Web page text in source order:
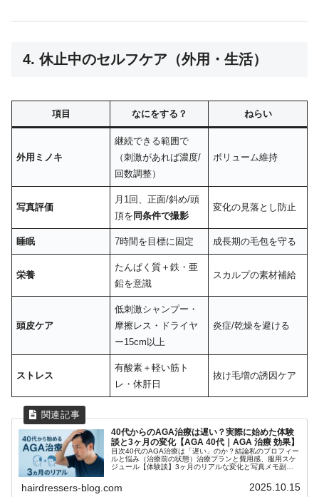
4. 休止中のセルフケア（外用・生活）
項目 なにをする？ ねらい
外用ミノキ
継続できる範囲で
（刺激があれば濃度/
回数調整）
ボリューム維持
写真評価
月1回、正面/斜め/頭
頂を同条件で撮影
変化の見落とし防止
睡眠 7時間を目標に固定 成長期の毛包を守る
栄養
たんぱく質＋鉄・亜
鉛を意識
スカルプの素材補給
頭皮ケア
低刺激シャンプー・
摩擦レス・ドライヤ
ー15cm以上
炎症/乾燥を避ける
ストレス
有酸素＋軽い筋ト
レ・休肝日
抜け毛増の誘因ケア
40代からのAGA治療は遅い？実際に始めた体験
談と3ヶ月の変化【AGA 40代｜AGA 治療 効果】
目次40代のAGA治療は「遅い」のか？結論私のプロフィー
ルと悩み（治療前の状態）治療プランと費用感、服用スケ
ジュール【体験談】3ヶ月のリアルな変化と写真メモ副作
hairdressers-blog.com 2025.10.15